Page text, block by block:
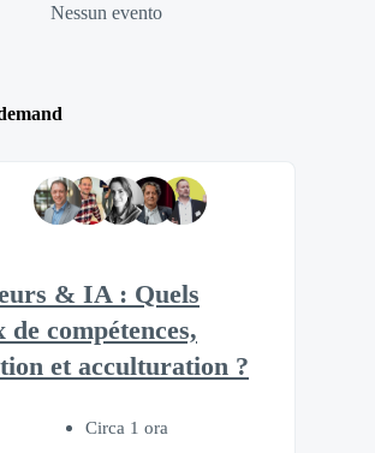
Nessun evento
& IA : Quels
de compétences,
et acculturation ?
Circa 1 ora